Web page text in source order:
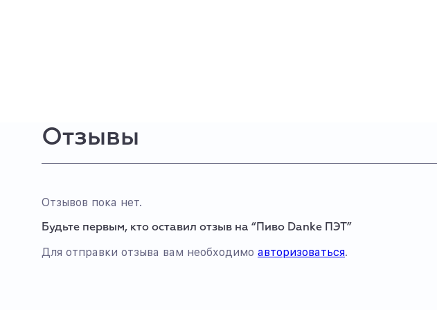
Отзывы
Отзывов пока нет.
Будьте первым, кто оставил отзыв на “Пиво Danke ПЭТ”
Для отправки отзыва вам необходимо авторизоваться.